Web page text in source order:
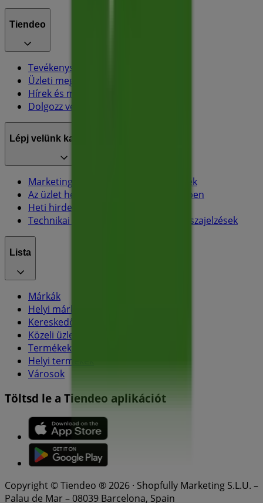
Tiendeo
Tevékenységeink
Üzleti megoldások
Hírek és média
Dolgozz velünk
Lépj velünk kapcsolatba
Marketing és üzleti célú megkeresések
Az üzlet helytelenül található a térképen
Heti hirdetési visszajelzés
Technikai problémák és általános visszajelzések
Lista
Márkák
Helyi márkák
Kereskedők
Közeli üzletek
Termékek
Helyi termékek
Városok
Töltsd le a Tiendeo aplikációt
Copyright © Tiendeo ® 2026 · Shopfully Marketing S.L.U. –
Palau de Mar – 08039 Barcelona, Spain